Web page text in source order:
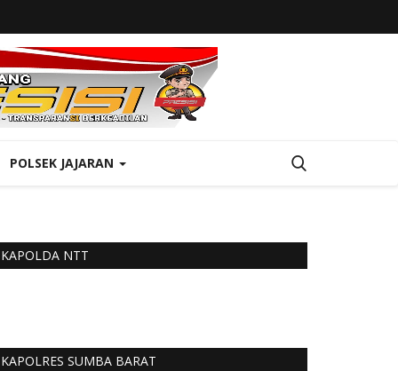
POLSEK JAJARAN
KAPOLDA NTT
KAPOLRES SUMBA BARAT